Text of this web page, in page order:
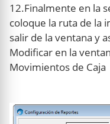
12.Finalmente en la
coloque la ruta de la
salir de la ventana y
Modificar en la
Movimientos de Caja